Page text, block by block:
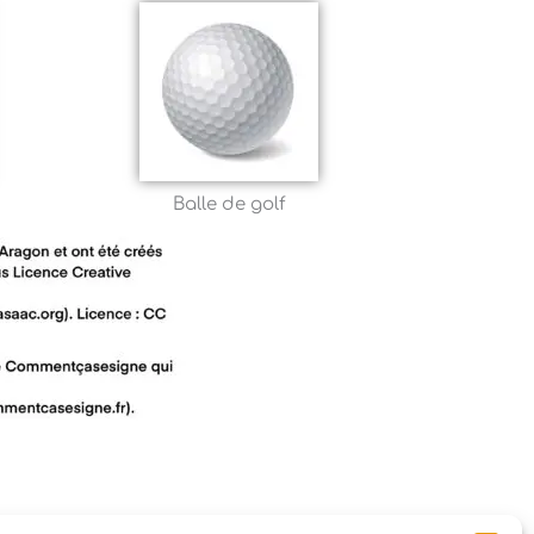
Balle de golf